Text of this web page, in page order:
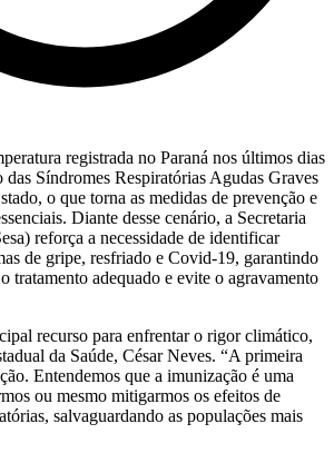
registrada no Paraná nos últimos dias
das Síndromes Respiratórias Agudas Graves
o que torna as medidas de prevenção e
Diante desse cenário, a Secretaria
reforça a necessidade de identificar
de gripe, resfriado e Covid-19, garantindo
tratamento adequado e evite o agravamento
recurso para enfrentar o rigor climático,
da Saúde, César Neves. “A primeira
Entendemos que a imunização é uma
ou mesmo mitigarmos os efeitos de
salvaguardando as populações mais